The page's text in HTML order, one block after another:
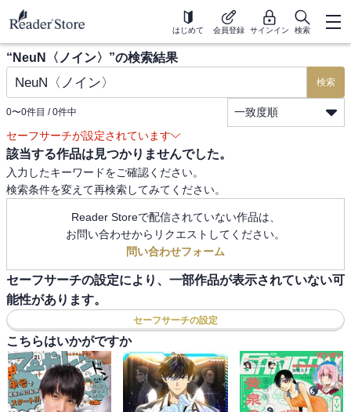
はじめて 会員登録 サインイン 検索
“ NeuN〈ノイン〉 ”の検索結果
検索
0〜0件目 / 0件中
一致度順
セーフサーチが設定されています
該当する作品は見つかりませんでした。
入力したキーワードをご確認ください。
検索条件を変えて再検索してみてください。
Reader Storeで配信されていない作品は、
お問い合わせからリクエストしてください。
問い合わせフォーム
セーフサーチの設定により、一部作品が表示されていない可
能性があります。
セーフサーチの設定
こちらはいかがですか